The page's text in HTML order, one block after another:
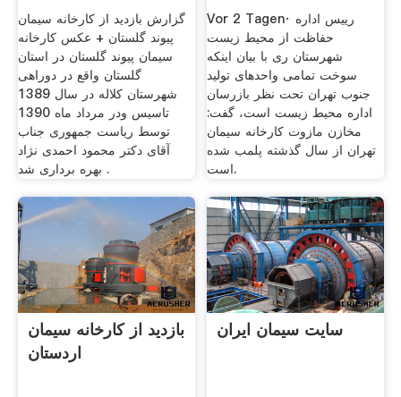
گزارش بازدید از کارخانه سیمان
پیوند گلستان + عکس کارخانه
سیمان پیوند گلستان در استان
گلستان واقع در دوراهی
شهرستان کلاله در سال 1389
تاسیس ودر مرداد ماه 1390
توسط ریاست جمهوری جناب
آقای دکتر محمود احمدی نژاد
بهره برداری شد .
Vor 2 Tagen· رییس اداره
حفاظت از محیط زیست
شهرستان ری با بیان اینکه
سوخت تمامی واحدهای تولید
جنوب تهران تحت نظر بازرسان
اداره محیط زیست است، گفت:
مخازن مازوت کارخانه سیمان
تهران از سال گذشته پلمب شده
است.
بازدید از کارخانه سیمان
اردستان
سایت سیمان ایران